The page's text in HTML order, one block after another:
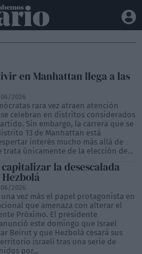
en Manhattan llega a las
2026
rara vez atraen atención
celebran en distritos considerados
Sin embargo, la carrera que se
13 de Manhattan está
interés mucho más allá de
trata únicamente de la elección de...
la desescalada
2026
vez más el papel protagonista en
que amenaza con alterar el
Próximo. El presidente
este domingo que Israel
Beirut y que Hezbolá cesará sus
israelí tras una serie de
por...